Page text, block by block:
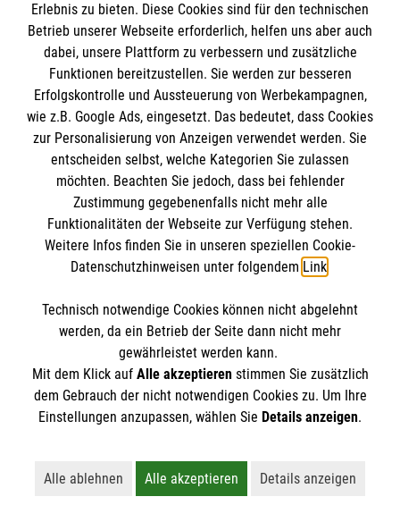
Erste Hilfe bei älteren Menschen
Darauf müssen Sie achten, wenn ein älterer
Mensch in Not gerät.
Vielleicht interessiert Sie auch... ?
Erlebnis zu bieten. Diese Cookies sind für den technischen
Betrieb unserer Webseite erforderlich, helfen uns aber auch
dabei, unsere Plattform zu verbessern und zusätzliche
Funktionen bereitzustellen. Sie werden zur besseren
Erfolgskontrolle und Aussteuerung von Werbekampagnen,
wie z.B. Google Ads, eingesetzt. Das bedeutet, dass Cookies
zur Personalisierung von Anzeigen verwendet werden. Sie
entscheiden selbst, welche Kategorien Sie zulassen
möchten. Beachten Sie jedoch, dass bei fehlender
Zustimmung gegebenenfalls nicht mehr alle
Funktionalitäten der Webseite zur Verfügung stehen.
Weitere Infos finden Sie in unseren speziellen Cookie-
Datenschutzhinweisen unter folgendem Link.
Technisch notwendige Cookies können nicht abgelehnt
werden, da ein Betrieb der Seite dann nicht mehr
gewährleistet werden kann.
Mit dem Klick auf Alle akzeptierenstimmen Sie zusätzlich
dem Gebrauch der nicht notwendigen Cookies zu. Um Ihre
Einstellungen anzupassen, wählen Sie Details anzeigen.
Alle ablehnen
Lehnt alle nicht-essentiellen Cookies ab
Alle akzeptieren
Akzeptiert alle Cookies
Details anzeigen